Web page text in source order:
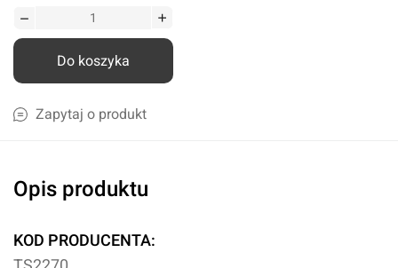
Do koszyka
Zapytaj o produkt
Opis produktu
KOD PRODUCENTA: